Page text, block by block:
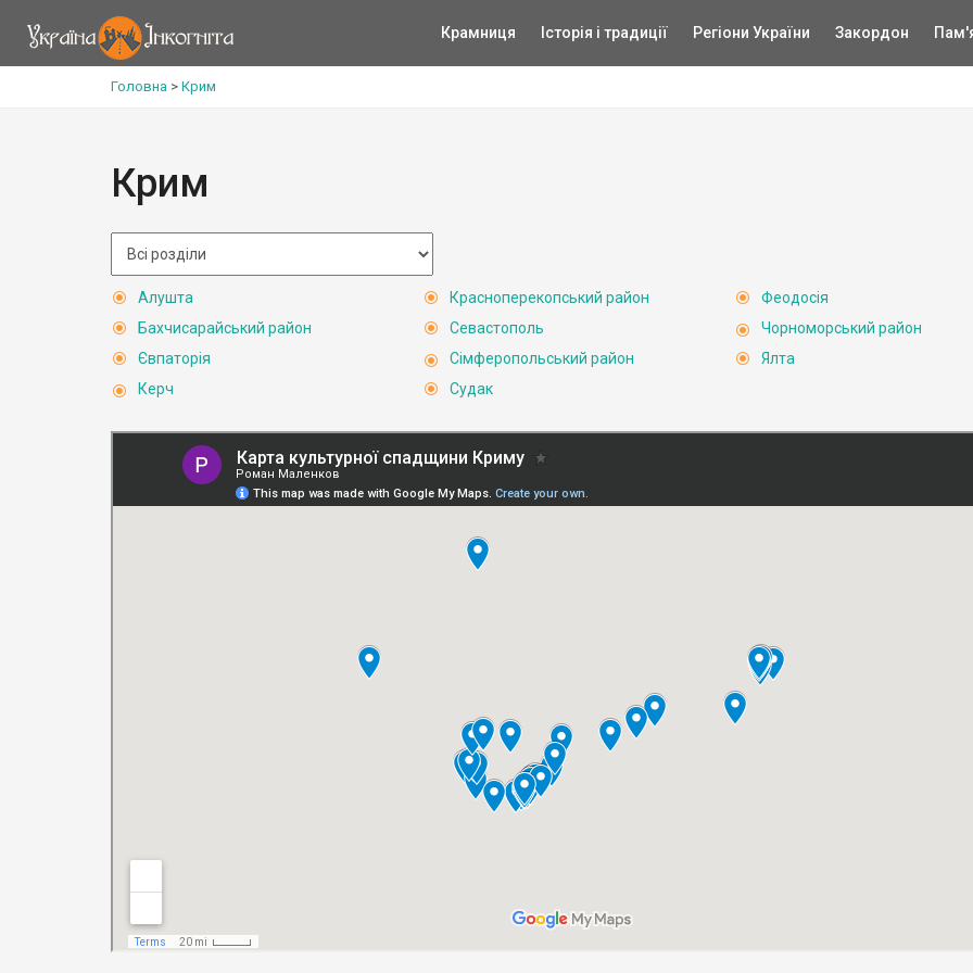
Крамниця Історія і традиції Регіони України Закордон
Головна > Крим
Крим
Алушта
Бахчисарайський район
Євпаторія
Керч
Красноперекопський район
Севастополь
Сімферопольський район
Судак
Феодосія
Чорноморський район
Ялта